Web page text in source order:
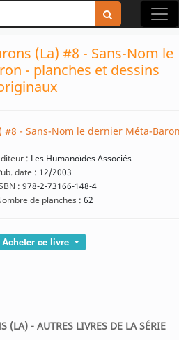
(La) #8 - Sans-Nom le
- planches et dessins
#8 - Sans-Nom le dernier Méta-
: Les Humanoïdes Associés
date : 12/2003
: 978-2-73166-148-4
de planches : 62
Acheter ce livre
(LA) - AUTRES LIVRES DE LA SÉRIE